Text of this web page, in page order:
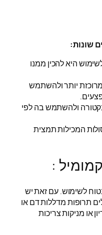
שונות:
היא להכין ממנו
מרוכזת יותר ולהשתמש
ולהשתמש בה לפי
המכילות תמצית
:
לשימוש. עם זאת יש
תרופות מדללות דם או
או מניקות צריכות